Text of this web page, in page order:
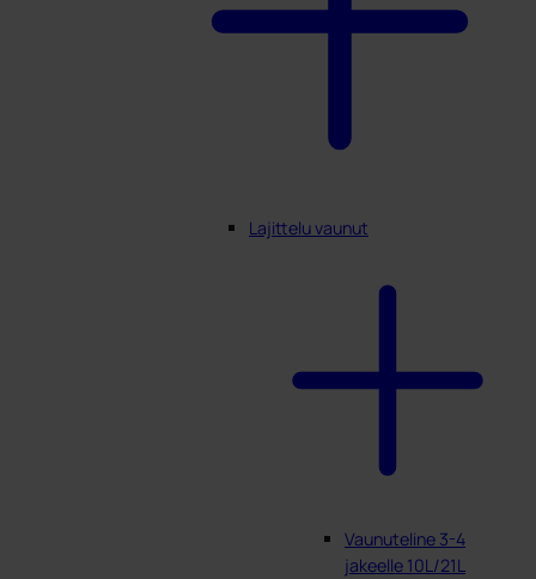
Lajittelu vaunut
Vaunuteline 3-4
jakeelle 10L/21L